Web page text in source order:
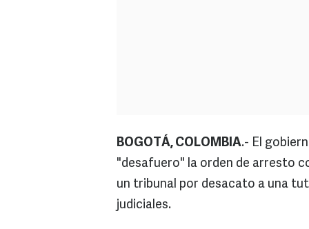
BOGOTÁ, COLOMBIA.- El
"desafuero" la orden de arresto
un tribunal por desacato a una
judiciales.